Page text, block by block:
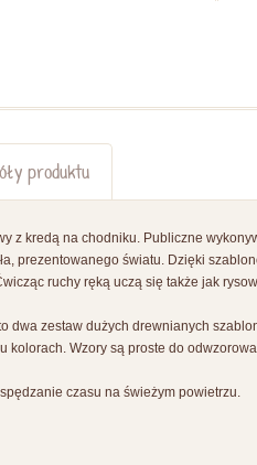
produktu
z kredą na chodniku. Publiczne
prezentowanego światu. Dzięki
ruchy ręką uczą się także jak
dwa zestaw dużych drewnianych
kolorach. Wzory są proste do
czasu na świeżym powietrzu.